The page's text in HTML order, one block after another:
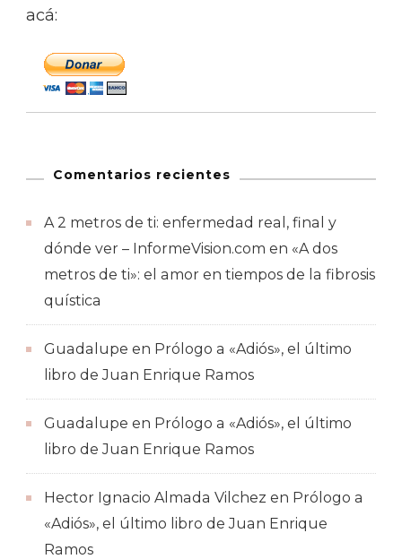
acá:
Comentarios recientes
A 2 metros de ti: enfermedad real, final y
dónde ver – InformeVision.com en «A dos
metros de ti»: el amor en tiempos de la fibrosis
quística
Guadalupe en Prólogo a «Adiós», el último
libro de Juan Enrique Ramos
Guadalupe en Prólogo a «Adiós», el último
libro de Juan Enrique Ramos
Hector Ignacio Almada Vilchez en Prólogo a
«Adiós», el último libro de Juan Enrique
Ramos